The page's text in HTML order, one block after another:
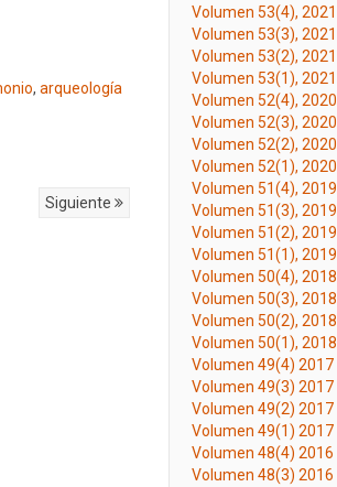
, arqueología
Siguiente
Volumen 53(4), 2021
Volumen 53(3), 2021
Volumen 53(2), 2021
Volumen 53(1), 2021
Volumen 52(4), 2020
Volumen 52(3), 2020
Volumen 52(2), 2020
Volumen 52(1), 2020
Volumen 51(4), 2019
Volumen 51(3), 2019
Volumen 51(2), 2019
Volumen 51(1), 2019
Volumen 50(4), 2018
Volumen 50(3), 2018
Volumen 50(2), 2018
Volumen 50(1), 2018
Volumen 49(4) 2017
Volumen 49(3) 2017
Volumen 49(2) 2017
Volumen 49(1) 2017
Volumen 48(4) 2016
Volumen 48(3) 2016